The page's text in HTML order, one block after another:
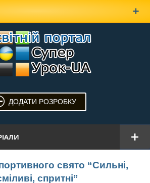
ДОДАТИ РОЗРОБКУ
свято “Сильні,
спритні”